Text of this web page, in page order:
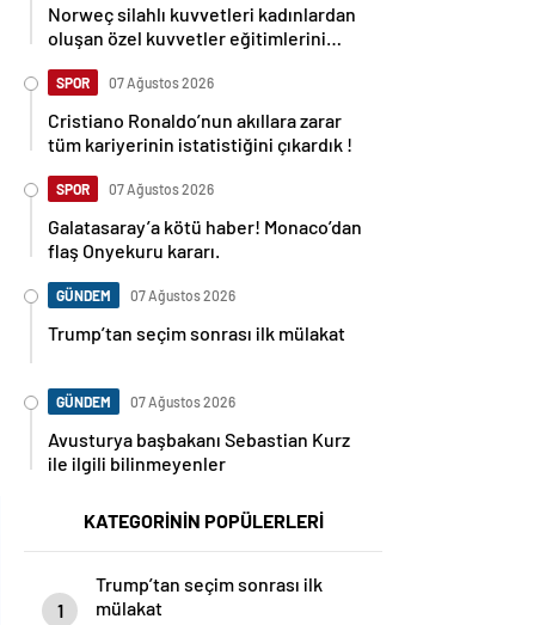
Norweç silahlı kuvvetleri kadınlardan
oluşan özel kuvvetler eğitimlerini
SPOR 07 Ağustos 2026
Cristiano Ronaldo’nun akıllara zarar
tüm kariyerinin istatistiğini çıkardık !
SPOR 07 Ağustos 2026
Galatasaray’a kötü haber! Monaco’dan
flaş Onyekuru kararı.
GÜNDEM 07 Ağustos 2026
Trump’tan seçim sonrası ilk mülakat
GÜNDEM 07 Ağustos 2026
Avusturya başbakanı Sebastian Kurz
ile ilgili bilinmeyenler
KATEGORİNİN POPÜLERLERİ
1
Trump’tan seçim sonrası ilk
mülakat